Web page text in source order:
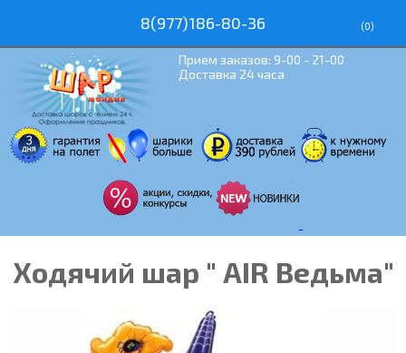
8(977)186-80-36 (0)
Прием заказов: 9-00 - 21-00
Доставка 24 часа
Ходячий шар " AIR Ведьма"